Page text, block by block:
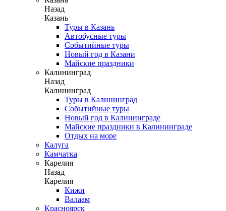
Назад
Казань
Туры в Казань
Автобусные туры
Событийные туры
Новый год в Казани
Майские праздники
Калининград
Назад
Калининград
Туры в Калининград
Событийные туры
Новый год в Калининграде
Майские праздники в Калининграде
Отдых на море
Калуга
Камчатка
Карелия
Назад
Карелия
Кижи
Валаам
Красноярск